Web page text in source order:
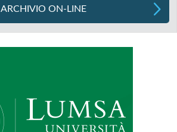
ARCHIVIO ON-LINE